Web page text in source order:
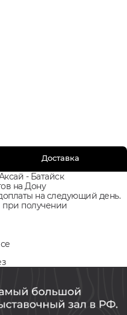
Доставка
- Батайск
на Дону
на следующий день.
получении